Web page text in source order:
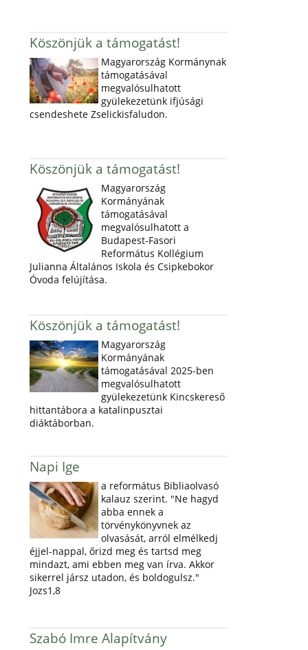
Köszönjük a támogatást!
Magyarország Kormánynak
támogatásával
megvalósulhatott
gyülekezetünk ifjúsági
csendeshete Zselickisfaludon.
Köszönjük a támogatást!
Magyarország
Kormányának
támogatásával
megvalósulhatott a
Budapest-Fasori
Református Kollégium
Julianna Általános Iskola és Csipkebokor
Óvoda felújítása.
Köszönjük a támogatást!
Magyarország
Kormányának
támogatásával 2025-ben
megvalósulhatott
gyülekezetünk Kincskereső
hittantábora a katalinpusztai
diáktáborban.
Napi Ige
a református Bibliaolvasó
kalauz szerint. "Ne hagyd
abba ennek a
törvénykönyvnek az
olvasását, arról elmélkedj
éjjel-nappal, őrizd meg és tartsd meg
mindazt, ami ebben meg van írva. Akkor
sikerrel jársz utadon, és boldogulsz."
Jozs1,8
Szabó Imre Alapítvány